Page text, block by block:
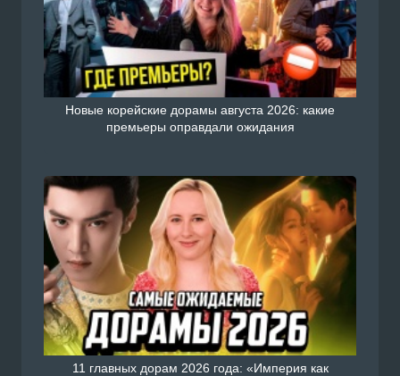
Новые корейские дорамы августа 2026: какие
премьеры оправдали ожидания
11 главных дорам 2026 года: «Империя как